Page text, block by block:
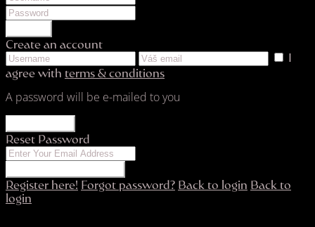
Create an account
I
agree with terms & conditions
A password will be e-mailed to you
Reset Password
Register here! Forgot password? Back to login Back to
login